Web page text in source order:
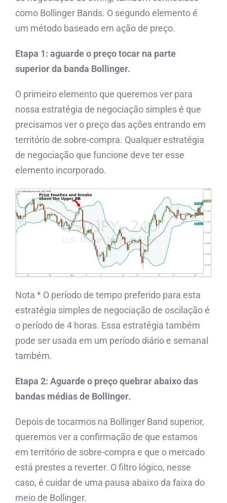
como Bollinger Bands. O segundo elemento é
um método baseado em ação de preço.
Etapa 1: aguarde o preço tocar na parte
superior da banda Bollinger.
O primeiro elemento que queremos ver para
nossa estratégia de negociação simples é que
precisamos ver o preço das ações entrando em
território de sobre-compra. Qualquer estratégia
de negociação que funcione deve ter esse
elemento incorporado.
Nota * O período de tempo preferido para esta
estratégia simples de negociação de oscilação é
o período de 4 horas. Essa estratégia também
pode ser usada em um período diário e semanal
também.
Etapa 2: Aguarde o preço quebrar abaixo das
bandas médias de Bollinger.
Depois de tocarmos na Bollinger Band superior,
queremos ver a confirmação de que estamos
em território de sobre-compra e que o mercado
está prestes a reverter. O filtro lógico, nesse
caso, é cuidar de uma pausa abaixo da faixa do
meio de Bollinger.